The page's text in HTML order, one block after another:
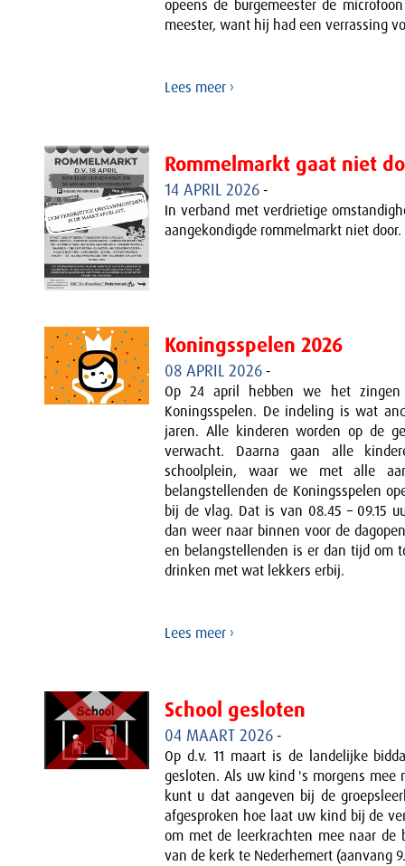
opeens de burgemeester de
meester, want hij had een verrassing
Lees meer ›
Rommelmarkt gaat niet
14 APRIL 2026-
In verband met verdrietige
aangekondigde rommelmarkt niet door.
Koningsspelen 2026
08 APRIL 2026-
Op 24 april hebben we het
Koningsspelen. De indeling is wat
jaren. Alle kinderen worden op de
verwacht. Daarna gaan alle
schoolplein, waar we met alle
belangstellenden de Koningsspelen
bij de vlag. Dat is van 08.45 – 09.15
dan weer naar binnen voor de
en belangstellenden is er dan tijd om
drinken met wat lekkers erbij.
Lees meer ›
School gesloten
04 MAART 2026-
Op d.v. 11 maart is de landelijke
gesloten. Als uw kind 's morgens mee
kunt u dat aangeven bij de
afgesproken hoe laat uw kind bij de
om met de leerkrachten mee naar de
van de kerk te Nederhemert (aanvang